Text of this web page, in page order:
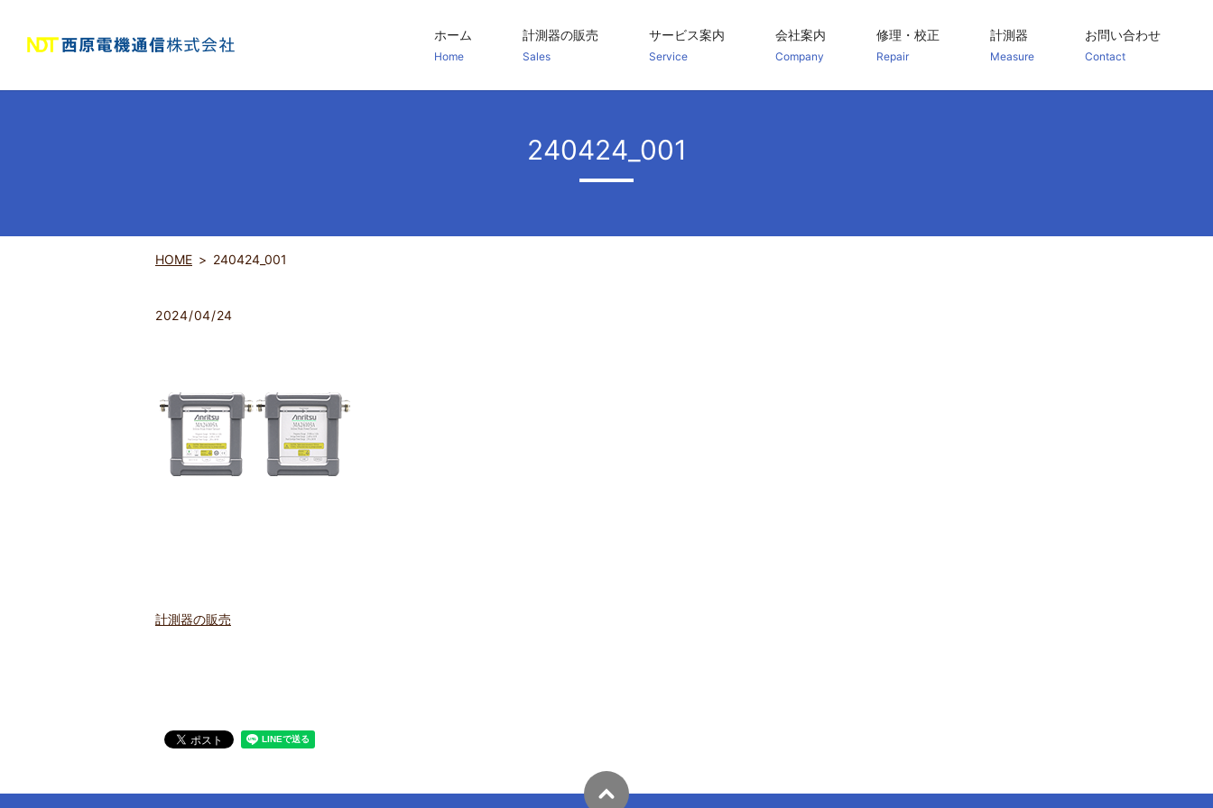
ホーム
Home
計測器の販売
Sales
サービス案内
Service
会社案内
Company
修理・校正
Repair
計測器
Measure
お問い合わせ
Contact
240424_001
HOME 240424_001
2024/04/24
計測器の販売